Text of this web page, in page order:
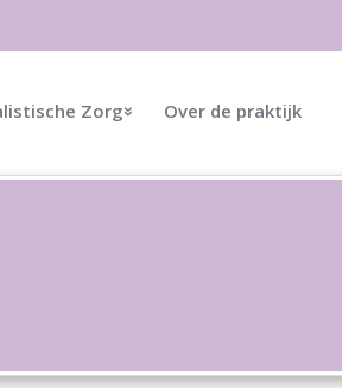
Zorg Over de praktijk